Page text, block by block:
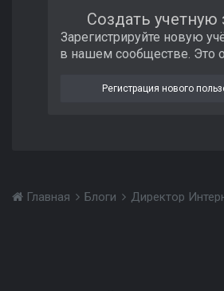
Создать учетную
Зарегистрируйте новую
в нашем сообществе. Это
Регистрация нового
Главная Блоги Директор